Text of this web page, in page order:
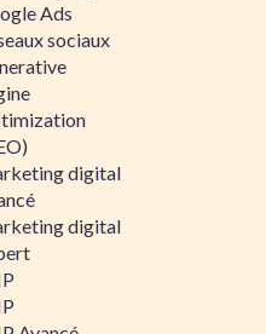
Ads
sociaux
digital
digital